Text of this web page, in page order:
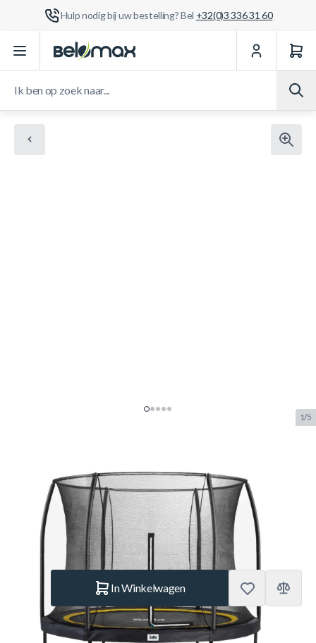
Hulp nodig bij uw bestelling? Bel +32(0)3 336 31 60
Ga naar de inhoud
1/5
Trampoline + Veiligheidsnet
SALTA.5078A Merk: Salta
€ 529.– Op voorraad
In Winkelwagen